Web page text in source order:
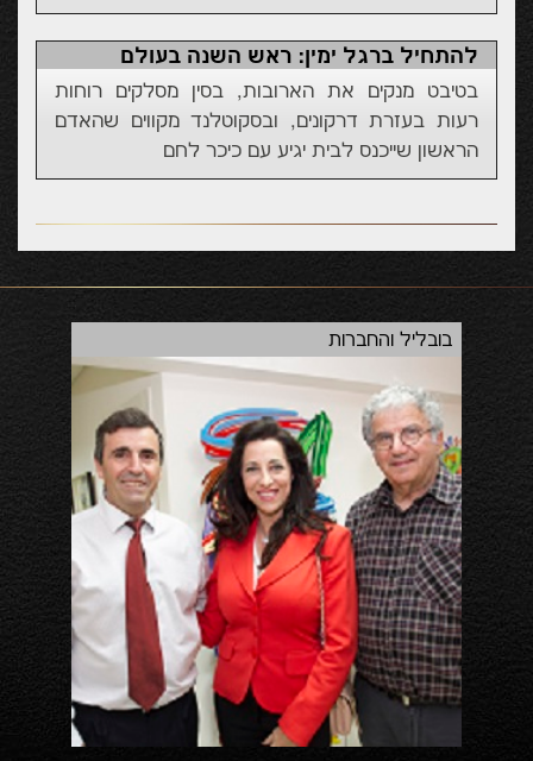
להתחיל ברגל ימין: ראש השנה בעולם
בטיבט מנקים את הארובות, בסין מסלקים רוחות
רעות בעזרת דרקונים, ובסקוטלנד מקווים שהאדם
הראשון שייכנס לבית יגיע עם כיכר לחם
בובליל והחברות